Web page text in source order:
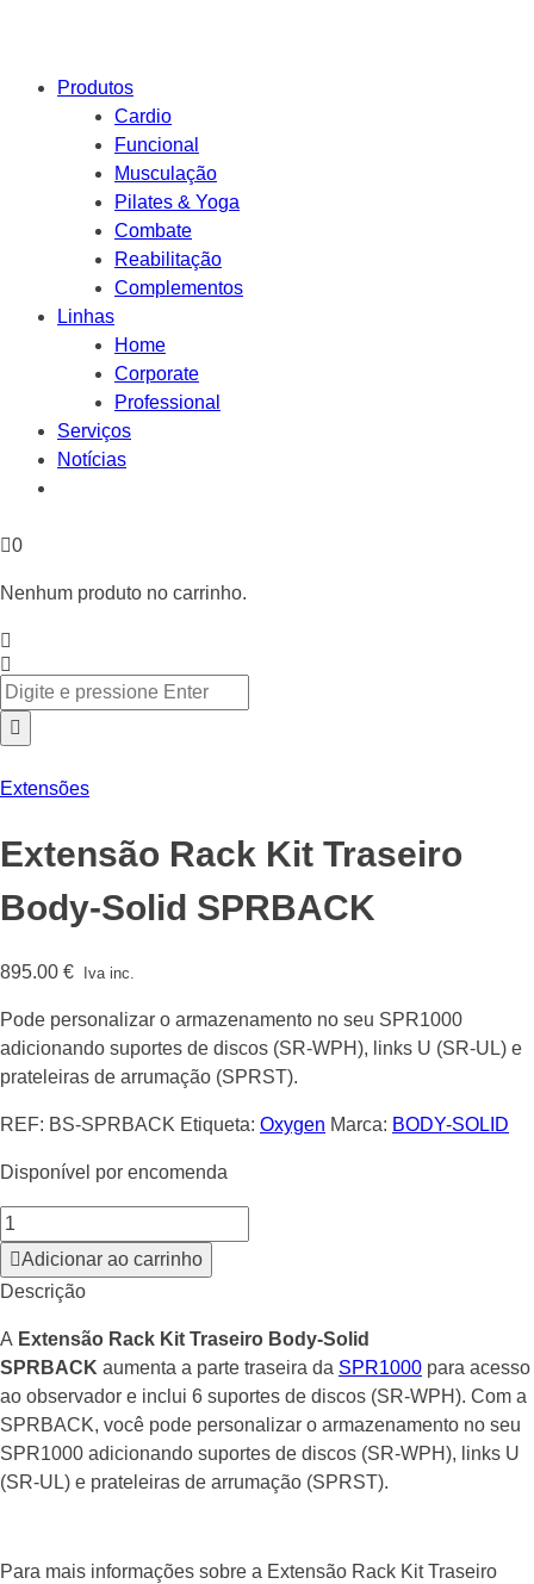
Produtos
Cardio
Funcional
Musculação
Pilates & Yoga
Combate
Reabilitação
Complementos
Linhas
Home
Corporate
Professional
Serviços
Notícias
0
Nenhum produto no carrinho.
Extensões
Extensão Rack Kit Traseiro
Body-Solid SPRBACK
895.00 € Iva inc.
Pode personalizar o armazenamento no seu SPR1000
adicionando suportes de discos (SR-WPH), links U (SR-UL) e
prateleiras de arrumação (SPRST).
REF: BS-SPRBACK Etiqueta: Oxygen Marca: BODY-SOLID
Disponível por encomenda
Adicionar ao carrinho
Descrição
A Extensão Rack Kit Traseiro Body-Solid
SPRBACK aumenta a parte traseira da SPR1000 para acesso
ao observador e inclui 6 suportes de discos (SR-WPH). Com a
SPRBACK, você pode personalizar o armazenamento no seu
SPR1000 adicionando suportes de discos (SR-WPH), links U
(SR-UL) e prateleiras de arrumação (SPRST).
Para mais informações sobre a Extensão Rack Kit Traseiro